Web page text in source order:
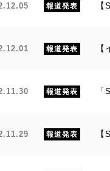
報道発表
報道発表
報道発表
報道発表